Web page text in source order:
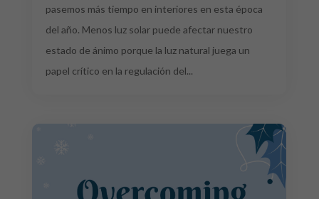
pasemos más tiempo en interiores en esta época
del año. Menos luz solar puede afectar nuestro
estado de ánimo porque la luz natural juega un
papel crítico en la regulación del...